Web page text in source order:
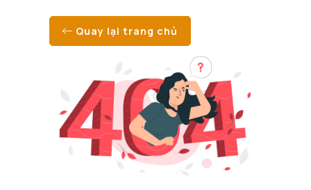
Quay lại trang chủ